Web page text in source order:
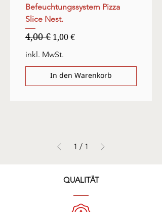
Befeuchtungssystem Pizza
Slice Nest.
Standardpreis
4,00 €Sale-Preis
1,00 €
inkl. MwSt.
In den Warenkorb
1 / 1
QUALITÄT